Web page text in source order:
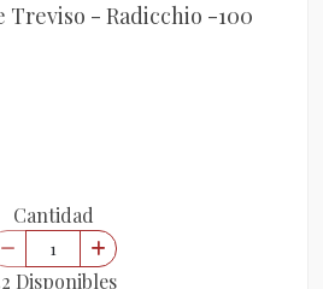
Treviso - Radicchio -100
Cantidad
Disponibles